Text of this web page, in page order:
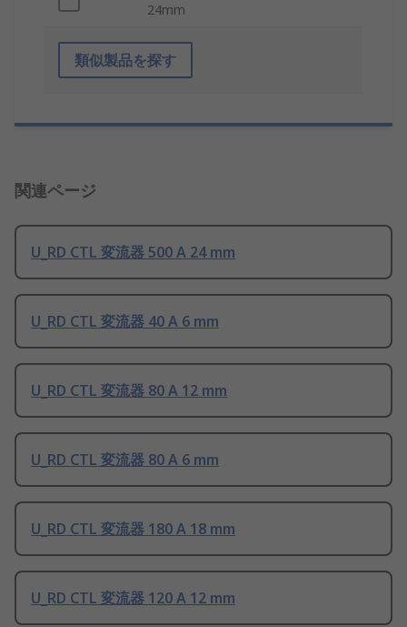
24mm
類似製品を探す
関連ページ
U_RD CTL 変流器 500 A 24 mm
U_RD CTL 変流器 40 A 6 mm
U_RD CTL 変流器 80 A 12 mm
U_RD CTL 変流器 80 A 6 mm
U_RD CTL 変流器 180 A 18 mm
U_RD CTL 変流器 120 A 12 mm